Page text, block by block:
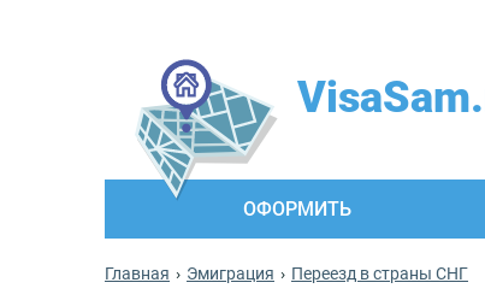
ОФОРМИТЬ
Главная Эмиграция Переезд в страны СНГ